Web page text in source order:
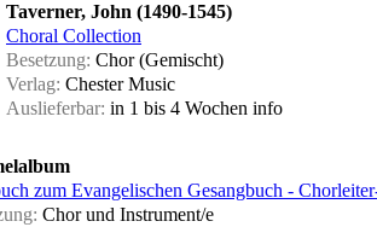
Taverner, John (1490-1545)
Choral Collection
Besetzung: Chor (Gemischt)
Verlag: Chester Music
Auslieferbar: in 1 bis 4 Wochen info
zum Evangelischen Gesangbuch -
Chor und Instrument/e